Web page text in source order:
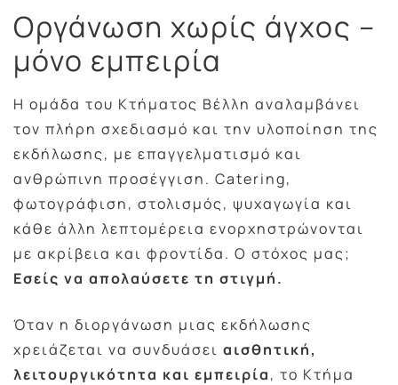
Οργάνωση χωρίς άγχος –
μόνο εμπειρία
Η ομάδα του Κτήματος Βέλλη αναλαμβάνει
τον πλήρη σχεδιασμό και την υλοποίηση της
εκδήλωσης, με επαγγελματισμό και
ανθρώπινη προσέγγιση. Catering,
φωτογράφιση, στολισμός, ψυχαγωγία και
κάθε άλλη λεπτομέρεια ενορχηστρώνονται
με ακρίβεια και φροντίδα. Ο στόχος μας;
Εσείς να απολαύσετε τη στιγμή.
Όταν η διοργάνωση μιας εκδήλωσης
χρειάζεται να συνδυάσει αισθητική,
λειτουργικότητα και εμπειρία, το Κτήμα